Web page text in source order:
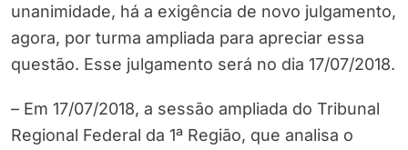
unanimidade, há a exigência de novo julgamento,
agora, por turma ampliada para apreciar essa
questão. Esse julgamento será no dia 17/07/2018.
– Em 17/07/2018, a sessão ampliada do Tribunal
Regional Federal da 1ª Região, que analisa o